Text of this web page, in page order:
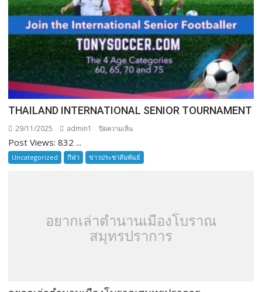
THAILAND INTERNATIONAL SENIOR TOURNAMENT
29/11/2025 admin1 ปิดความเห็น
INTERNATIONAL
SENIOR
Post Views: 832 ...
Uncategorized กีฬา ข่าวประชาสัมพันธ์
อยากเล่าตำนานเมืองโบราณ
สมุทรปราการ